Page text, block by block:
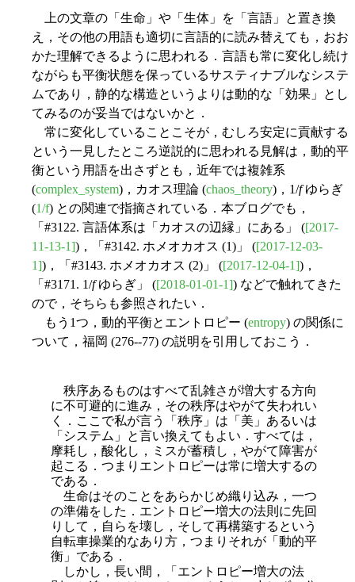
上の文章の「生命」や「生体」を「言語」と置き換
え，その他の用語も適切に言語的に読み替えても，おお
かた理解できるように思われる．言語も常に変化し続け
ながらも平衡状態を保っているサスティナブルなシステ
ムであり，静的な構造というよりは動的な「効果」とし
てみるのが妥当ではないかと．
常に変化していることこそが，むしろ安定に貢献する
という一見したところ逆説的に思われる見解は，動的平
衡という用語を出さずとも，近年では複雑系
(complex_system)，カオス理論 (chaos_theory)，1/fゆらぎ
(1/f) との関連で指摘されている．本ブログでも，
「#3122. 言語体系は「カオスの辺縁」にある」 ([2017-
11-13-1])，「#3142. ホメオカオス (1)」 ([2017-12-03-
1])，「#3143. ホメオカオス (2)」 ([2017-12-04-1])，
「#3171. 1/fゆらぎ」 ([2018-01-01-1]) などで触れてきた
ので，そちらも参照されたい．
もう1つ，動的平衡とエントロピー (entropy) の関係に
ついて，福岡 (276--77) の説明を引用しておこう．
秩序あるものはすべて乱雑さが増大する方向
に不可避的に進み，その秩序はやがて失われい
く．ここで私が言う「秩序」は「美」あるいは
「システム」と言い換えてもよい．すべては，
摩耗し，酸化し，ミスが蓄積し，やがて障害が
起こる．つまりエントロピーは常に増大するの
である．
生命はそのことをあらかじめ織り込み，一つ
の準備をした．エントロピー増大の法則に先回
りして，自らを壊し，そして再構築するという
自転車操業的なあり方，つまりそれが「動的平
衡」である．
しかし，長い間，「エントロピー増大の法